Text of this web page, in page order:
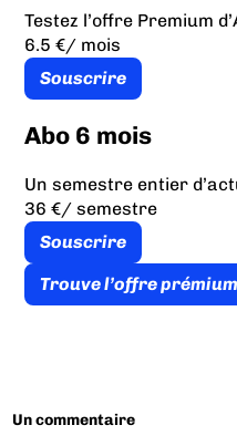
Testez l’offre Premium
6.5 €/ mois
Souscrire
Abo 6 mois
Un semestre entier
36 €/ semestre
Souscrire
Trouve l’offre
Un commentaire